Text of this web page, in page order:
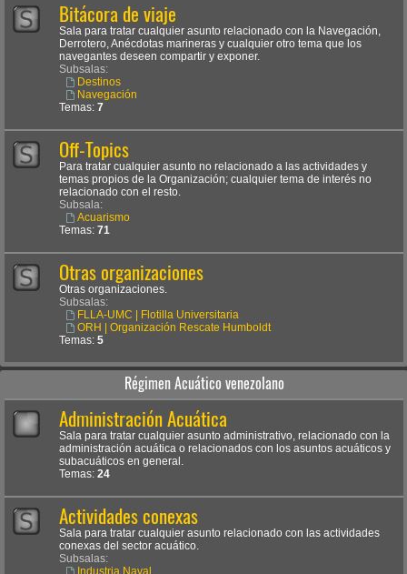
Bitácora de viaje
Sala para tratar cualquier asunto relacionado con la Navegación,
Derrotero, Anécdotas marineras y cualquier otro tema que los
navegantes deseen compartir y exponer.
Subsalas:
Destinos
Navegación
Temas: 7
Off-Topics
Para tratar cualquier asunto no relacionado a las actividades y
temas propios de la Organización; cualquier tema de interés no
relacionado con el resto.
Subsala:
Acuarismo
Temas: 71
Otras organizaciones
Otras organizaciones.
Subsalas:
FLLA-UMC | Flotilla Universitaria
ORH | Organización Rescate Humboldt
Temas: 5
Régimen Acuático venezolano
Administración Acuática
Sala para tratar cualquier asunto administrativo, relacionado con la
administración acuática o relacionados con los asuntos acuáticos y
subacuáticos en general.
Temas: 24
Actividades conexas
Sala para tratar cualquier asunto relacionado con las actividades
conexas del sector acuático.
Subsalas:
Industria Naval